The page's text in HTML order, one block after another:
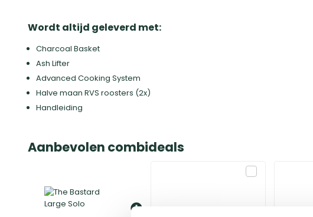
Wordt altijd geleverd met:
Charcoal Basket
Ash Lifter
Advanced Cooking System
Halve maan RVS roosters (2x)
Handleiding
Aanbevolen combideals